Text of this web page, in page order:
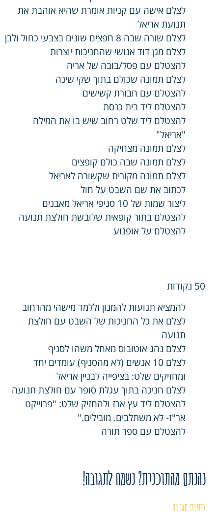
לצלם אישה עם קניות אומרת שהיא אוהבת את
תנועת אריאל
לצלם שורה שבה 8 חפצים שונים בצבעי כחול ולבן
לצלם מגן דוד אנושי שהחניכות יוצרות
להצטלם עם פסל/בובה של אריה
לצלם תמונה שכולם בתוך שקי שינה
להצטלם עם חבורת קשישים
להצטלם ליד בית כנסת
להצטלם ליד שלט רחוב שיש בו את המילה
"אריאל"
לצלם תמונה מצחיקה
לצלם תמונה שבה כולם קופצים
לצלם תמונה מקורית שקשורה לאריאל
לכתוב את שם השבט על חול
ליצור שמות של 10 סניפי אריאל מאבנים
להצטלם בתור קופאית שלובשת חולצת תנועה
להצטלם על אופנוע
50 נקודות
להמציא תנועות להמנון וללמד מישהי מהרחוב
לצלם את כל החניכות של השבט עם חולצת
תנועה
לצלם נהג אוטובוס מאחל משהו לסניף
לצלם 10 אנשים (לא מהסניף) עומדים יחד
ומחזיקים שלט: בציפייה לבניין אריאל
לצלם חניכה בתוך עגלת סופר עם חולצת תנועה
להצטלם ליד עץ ארז ולהחזיק שלט: "פרוייקט
אר"ז- לא משתלבים. מובילים."
להצטלם עם ספר תורה
נהנתם מהתוכנית? נשמח לתגובה!
כתיבת תגובה